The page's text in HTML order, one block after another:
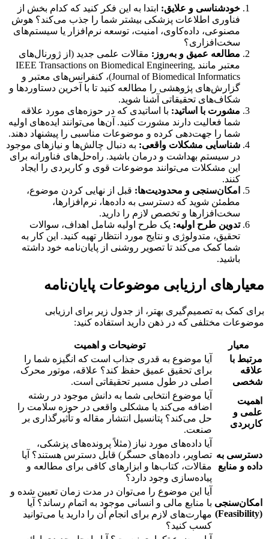
خودشناسی و علایق: ابتدا به این فکر کنید که کدام بخش از
فناوری اطلاعات پزشکی بیشتر شما را جذب می‌کند؟ هوش
مصنوعی، داده‌کاوی، امنیت، توسعه نرم‌افزار یا سیستم‌های
سخت‌افزاری؟
مطالعه عمیق و به‌روز: مقالات علمی جدید (از ژورنال‌های
معتبر مانند IEEE Transactions on Biomedical Engineering,
Journal of Biomedical Informatics)، کنفرانس‌های معتبر و
گزارش‌های پژوهشی را مطالعه کنید تا با آخرین دستاوردها و
شکاف‌های تحقیقاتی آشنا شوید.
مشورت با اساتید: با اساتیدی که در حوزه‌های مورد علاقه
شما فعالیت دارند مشورت کنید. آن‌ها می‌توانند ایده‌های اولیه
شما را جهت‌دهی کرده و موضوعات مناسبی را پیشنهاد دهند.
شناسایی مشکلات واقعی: به دنبال چالش‌ها و نیازهای موجود
در سیستم بهداشت و درمان باشید. راه‌حل‌های فناورانه برای
این مشکلات می‌توانند موضوعات قوی و کاربردی را ایجاد
کنند.
امکان‌سنجی و محدودیت‌ها: قبل از نهایی کردن موضوع،
مطمئن شوید که دسترسی به داده‌ها، نرم‌افزارها،
سخت‌افزارها و تخصص لازم را دارید.
تدوین طرح اولیه: یک طرح اولیه شامل اهداف، سوالات
تحقیق، متدولوژی و نتایج مورد انتظار تهیه کنید. این کار به
شما کمک می‌کند تا تصویر روشنی از پایان‌نامه خود داشته
باشید.
معیارهای ارزیابی موضوعات پایان‌نامه
برای کمک به تصمیم‌گیری بهتر، از جدول زیر برای ارزیابی
موضوعات مختلفی که در ذهن دارید استفاده کنید:
معیار
توضیحات و اهمیت
مرتبط با
علاقه
شخصی
آیا موضوع به قدری جذاب است که انگیزه شما را
برای تحقیق عمیق حفظ کند؟ علاقه، موتور محرک
اصلی در طول مسیر تحقیقاتی است.
اهمیت
علمی و
کاربردی
آیا موضوع انتخابی شما به دانش موجود در رشته
اضافه می‌کند یا مشکلی واقعی در حوزه سلامت را
حل می‌کند؟ پتانسیل انتشار مقاله و تأثیرگذاری بر
صنعت.
دسترسی به
داده و منابع
آیا داده‌های مورد نیاز (مثلاً پرونده‌های پزشکی،
تصاویر، داده‌های حسگر) قابل دسترس هستند؟ آیا
مقالات، کتاب‌ها و ابزارهای کافی برای مطالعه و
پیاده‌سازی وجود دارد؟
امکان‌سنجی
(Feasibility)
آیا این موضوع را می‌توان در مدت زمان تعیین شده و
با منابع مالی و انسانی موجود به اتمام رساند؟ آیا
مهارت‌های لازم برای انجام آن را دارید یا می‌توانید
کسب کنید؟